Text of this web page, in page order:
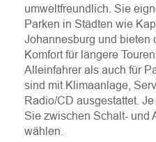
umweltfreundlich. Sie
Parken in Städten wie
Johannesburg und bieten
Komfort für längere
Alleinfahrer als auch für
sind mit Klimaanlage,
Radio/CD ausgestattet.
Sie zwischen Schalt- und
wählen.